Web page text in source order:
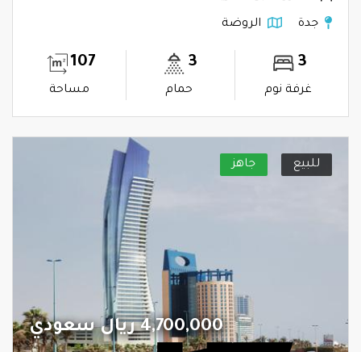
جدة الروضة
3
غرفة نوم
3
حمام
107
مساحة
للبيع جاهز
4,700,000 ريال سعودي